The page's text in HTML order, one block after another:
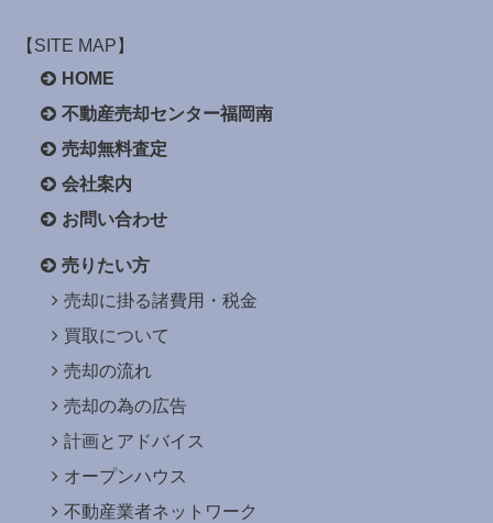
【SITE MAP】
HOME
不動産売却センター福岡南
売却無料査定
会社案内
お問い合わせ
売りたい方
売却に掛る諸費用・税金
買取について
売却の流れ
売却の為の広告
計画とアドバイス
オープンハウス
不動産業者ネットワーク